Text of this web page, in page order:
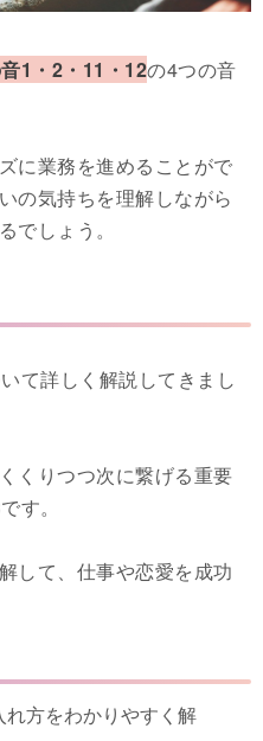
1・2・11・12の4つの音
に業務を進めることがで
の気持ちを理解しながら
でしょう。
て詳しく解説してきまし
くりつつ次に繋げる重要
す。
して、仕事や恋愛を成功
方をわかりやすく解